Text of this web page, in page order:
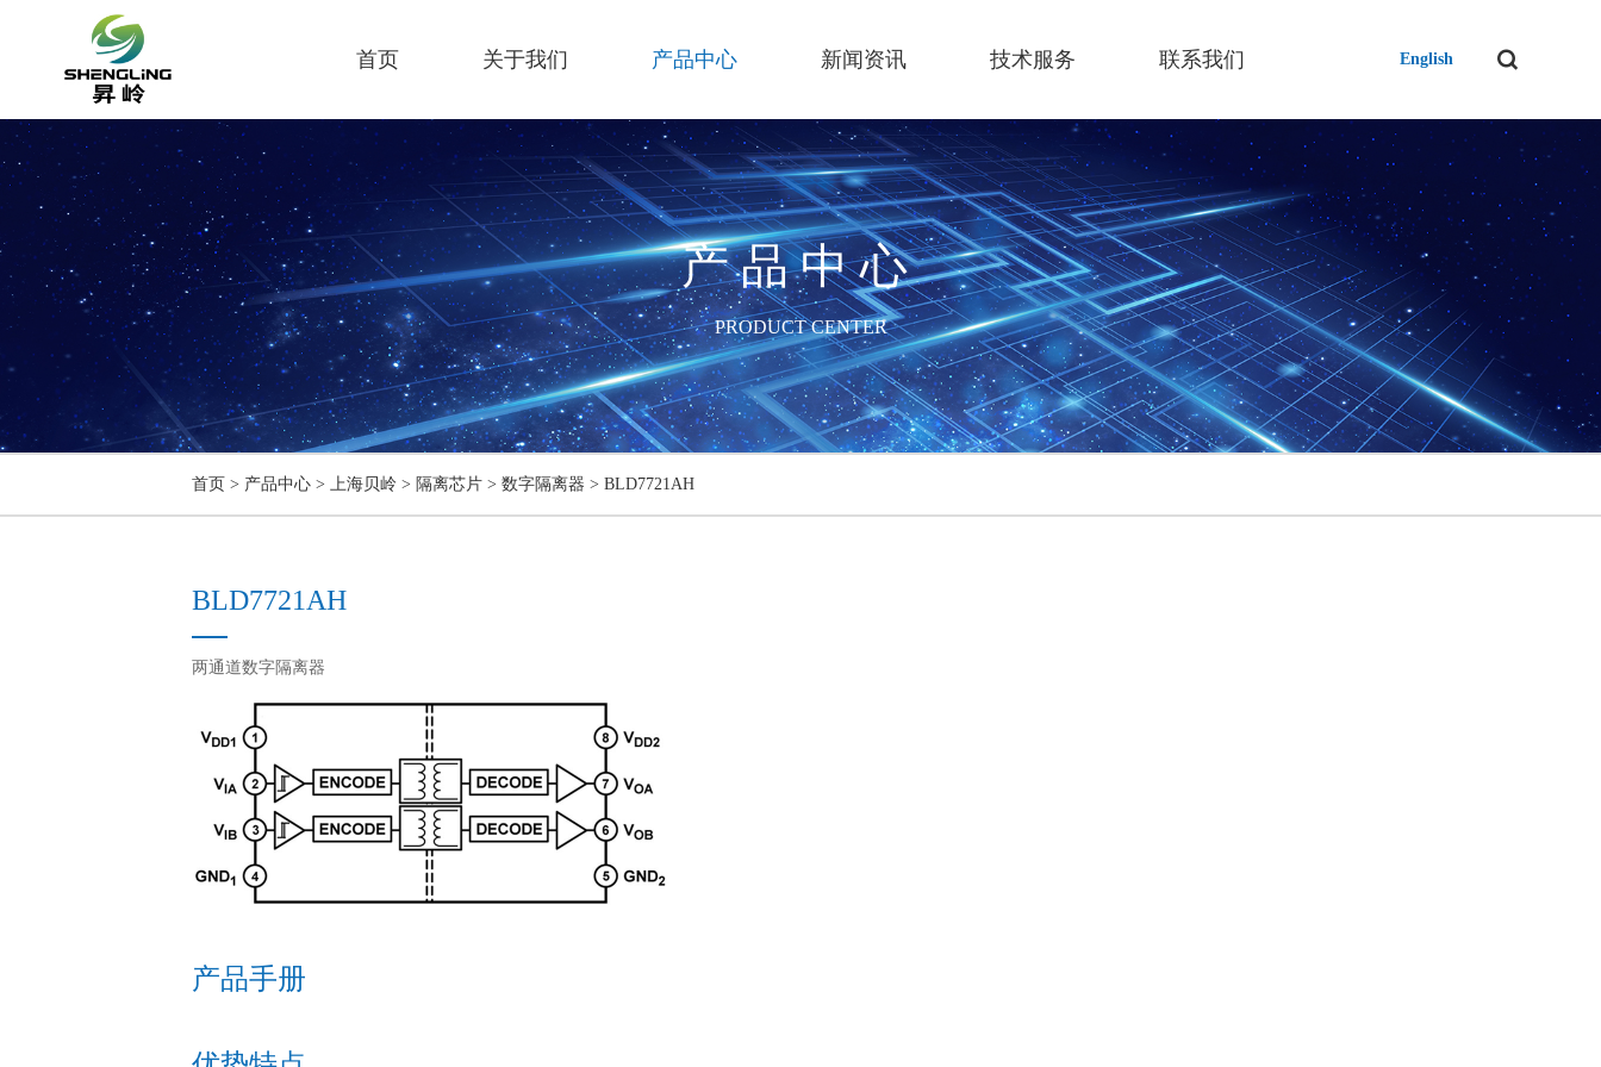
首页 关于我们 产品中心 新闻资讯 技术服务 联系我们 English
产品中心
PRODUCT CENTER
首页 > 产品中心 >上海贝岭 > 隔离芯片 >数字隔离器 >BLD7721AH
BLD7721AH
两通道数字隔离器
产品手册